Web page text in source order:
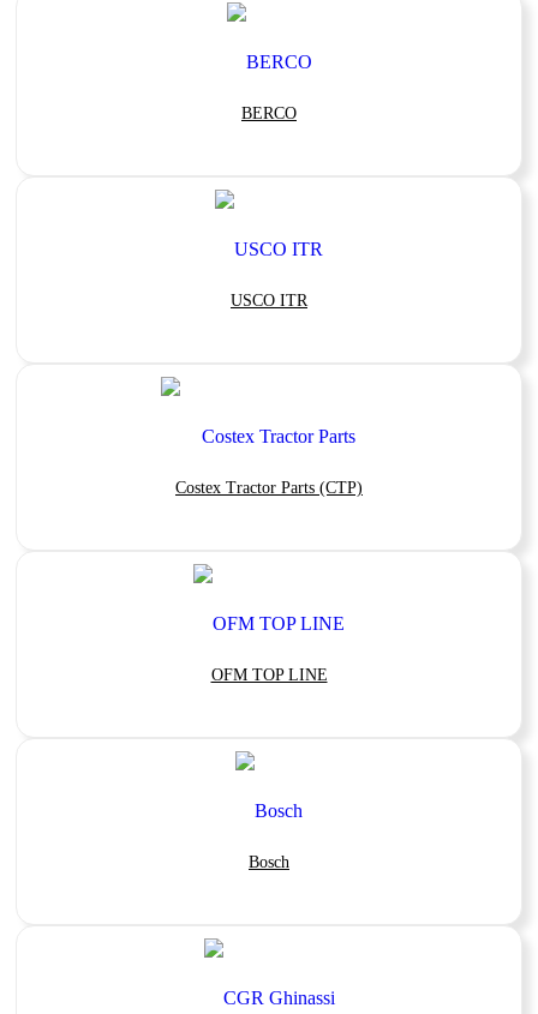
BERCO
USCO ITR
Costex Tractor Parts (CTP)
OFM TOP LINE
Bosch